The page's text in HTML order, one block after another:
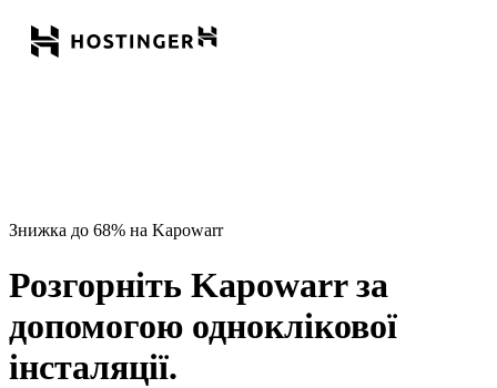
Знижка до 68% на Kapowarr
Розгорніть Kapowarr за
допомогою одноклікової
інсталяції.